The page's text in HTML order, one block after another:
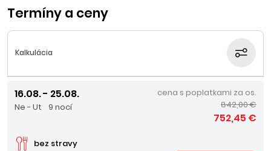
Termíny a ceny
Kalkulácia
16.08. - 25.08.
Ne - Ut 9 nocí
bez stravy
cena s poplatkami za os.
842,00 €
752,45 €